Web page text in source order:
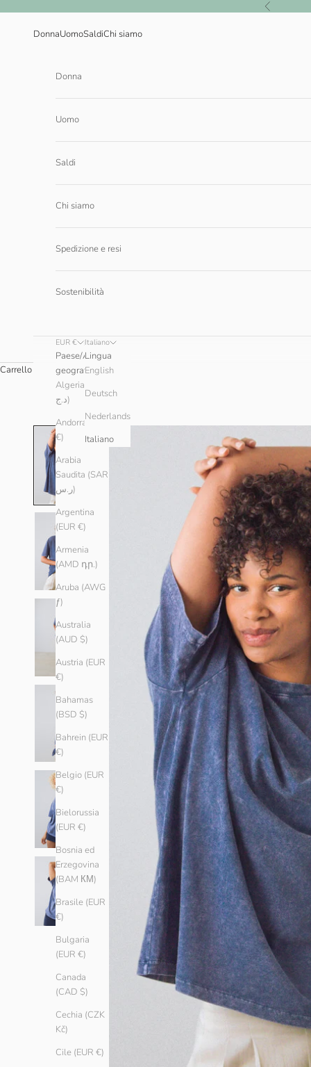
Precedente
DonnaUomoSaldiChi siamo
Donna
Uomo
Saldi
Chi siamo
Spedizione e resi
Sostenibilità
EUR €
Paese/Area
geografica
Algeria (DZD
د.ج)
Andorra (EUR
€)
Arabia
Saudita (SAR
ر.س)
Argentina
(EUR €)
Armenia
(AMD դր.)
Aruba (AWG
ƒ)
Australia
(AUD $)
Austria (EUR
€)
Bahamas
(BSD $)
Bahrein (EUR
€)
Belgio (EUR
€)
Bielorussia
(EUR €)
Bosnia ed
Erzegovina
(BAM КМ)
Brasile (EUR
€)
Bulgaria
(EUR €)
Canada
(CAD $)
Cechia (CZK
Kč)
Cile (EUR €)
Italiano
Lingua
English
Deutsch
Nederlands
Italiano
Carrello